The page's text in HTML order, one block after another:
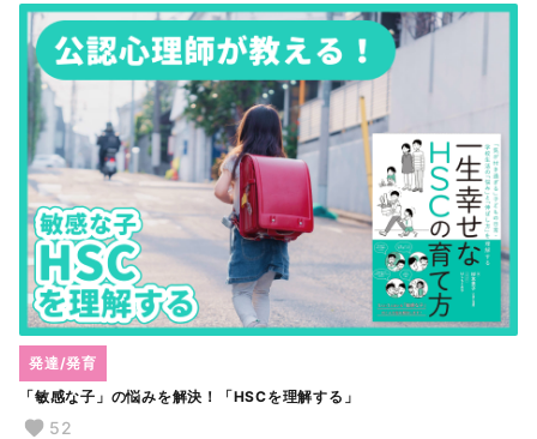
「敏感な子」の悩みを解決！「HSCを理解する」
発達/発育
52